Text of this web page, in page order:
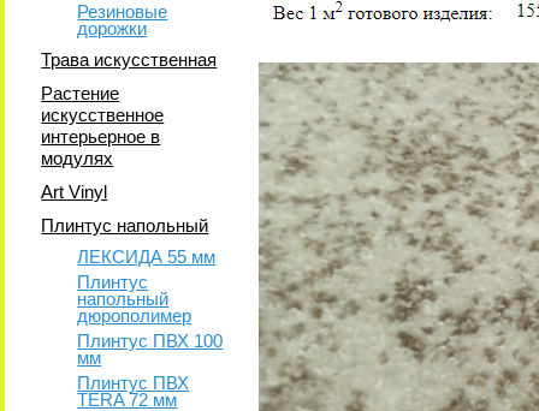
Резиновые
дорожки
Трава искусственная
Растение
искусственное
интерьерное в
модулях
Art Vinyl
Плинтус напольный
ЛЕКСИДА 55 мм
Плинтус
напольный
дюрополимер
Плинтус ПВХ 100
мм
Плинтус ПВХ
TERA 72 мм